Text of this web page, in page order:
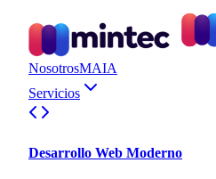
NosotrosMAIA
Servicios
Desarrollo Web Moderno